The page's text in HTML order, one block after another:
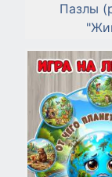
Пазлы